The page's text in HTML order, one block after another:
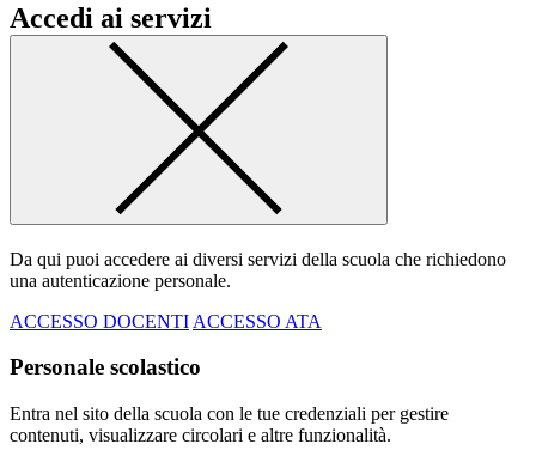
Accedi ai servizi
Da qui puoi accedere ai diversi servizi della scuola che richiedono
una autenticazione personale.
ACCESSO DOCENTI ACCESSO ATA
Personale scolastico
Entra nel sito della scuola con le tue credenziali per gestire
contenuti, visualizzare circolari e altre funzionalità.